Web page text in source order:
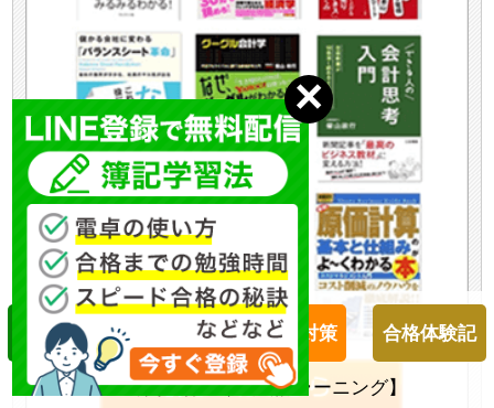
簿記１級対策 簿記２級対策 合格体験記
２４時間受付【柴山会計ラーニング】